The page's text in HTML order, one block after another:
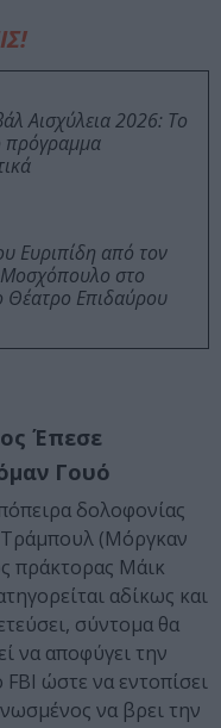
Αισχύλεια 2026: Το
πρόγραμμα
Ευριπίδη από τον
στο
Θέατρο Επιδαύρου
Έπεσε
Γουό
δολοφονίας
(Μόργκαν
πράκτορας Μάικ
αδίκως και
σύντομα θα
να αποφύγει την
FBI ώστε να εντοπίσει
να βρει την